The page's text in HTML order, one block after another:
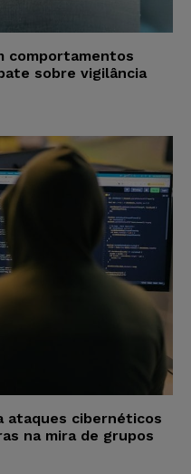
comportamentos
sobre vigilância
ataques cibernéticos
na mira de grupos